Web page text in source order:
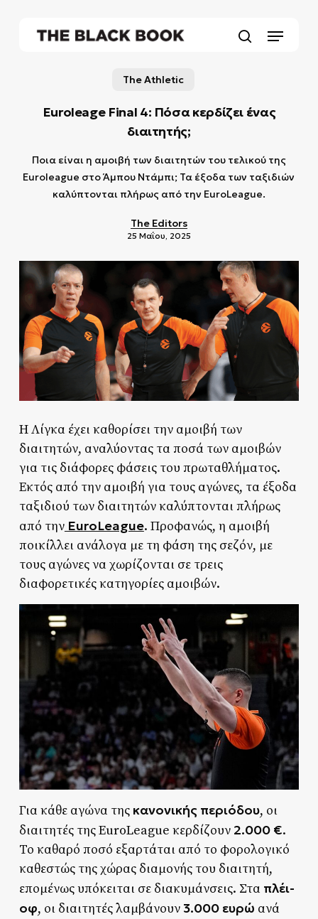
Menu
The Athletic
Euroleage Final 4: Πόσα κερδίζει ένας
διαιτητής;
Ποια είναι η αμοιβή των διαιτητών του τελικού της
Euroleague στο Άμπου Ντάμπι; Τα έξοδα των ταξιδιών
καλύπτονται πλήρως από την EuroLeague.
The Editors
25 Μαΐου, 2025
H Λίγκα έχει καθορίσει την αμοιβή των
διαιτητών, αναλύοντας τα ποσά των αμοιβών
για τις διάφορες φάσεις του πρωταθλήματος.
Εκτός από την αμοιβή για τους αγώνες, τα έξοδα
ταξιδιού των διαιτητών καλύπτονται πλήρως
από τηνEuroLeague. Προφανώς, η αμοιβή
ποικίλλει ανάλογα με τη φάση της σεζόν, με
τους αγώνες να χωρίζονται σε τρεις
διαφορετικές κατηγορίες αμοιβών.
Για κάθε αγώνα της κανονικής περιόδου, οι
διαιτητές της EuroLeague κερδίζουν 2.000 €.
Το καθαρό ποσό εξαρτάται από το φορολογικό
καθεστώς της χώρας διαμονής του διαιτητή,
επομένως υπόκειται σε διακυμάνσεις. Στα πλέι-
οφ, οι διαιτητές λαμβάνουν3.000 ευρώ ανά